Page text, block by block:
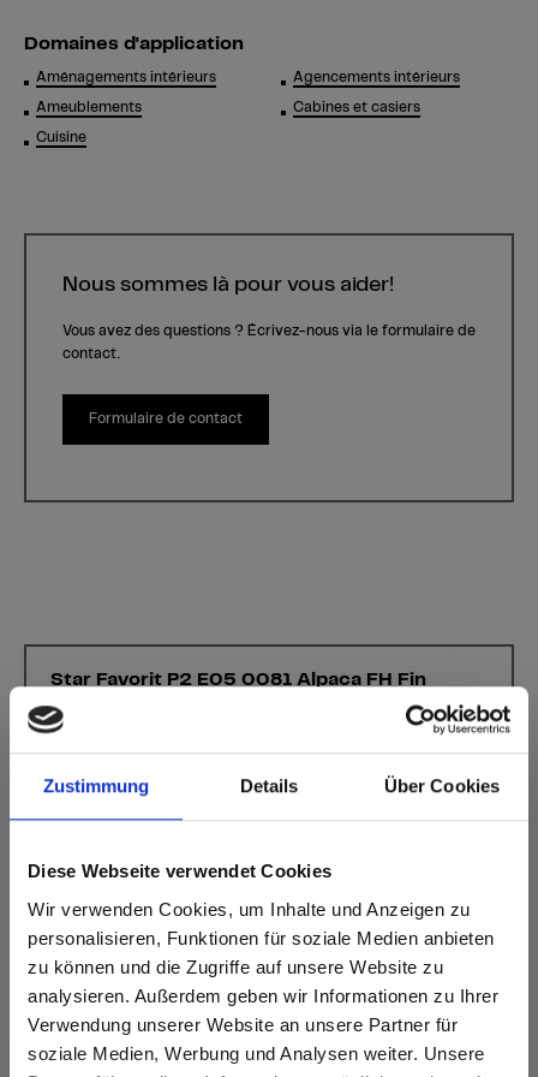
Zustimmung Details Über Cookies
Diese Webseite verwendet Cookies
Wir verwenden Cookies, um Inhalte und Anzeigen zu
personalisieren, Funktionen für soziale Medien anbieten
zu können und die Zugriffe auf unsere Website zu
analysieren. Außerdem geben wir Informationen zu Ihrer
Verwendung unserer Website an unsere Partner für
soziale Medien, Werbung und Analysen weiter. Unsere
Domaines d'application
Aménagements intérieurs
Ameublements
Cuisine
Agencements intérieurs
Cabines et casiers
Nous sommes là pour vous aider!
Vous avez des questions ? Écrivez-nous via le formulaire de
contact.
Formulaire de contact
Star Favorit P2 E05 0081 Alpaca FH Fin
Code NCS le plus proche: S 2010-Y20R
Code RAL le plus proche: 1015
Une comparaison des couleurs avec l'échantillon original est
Caractéristiques du produit
Facile à nettoyer Résistant aux chocs